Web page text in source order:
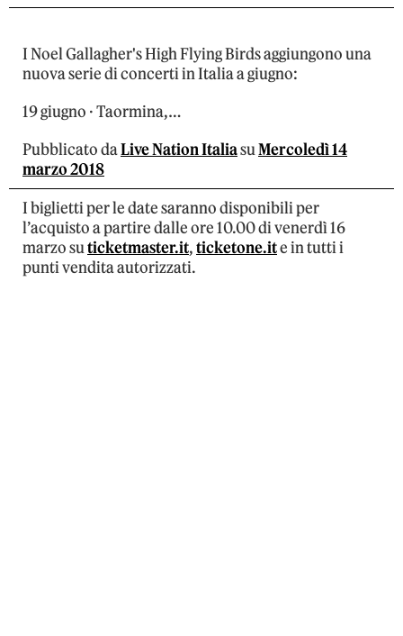
I Noel Gallagher's High Flying Birds aggiungono una
nuova serie di concerti in Italia a giugno:
19 giugno · Taormina,…
Pubblicato daLive Nation ItaliasuMercoledì 14
marzo 2018
I biglietti per le date saranno disponibili per
l’acquisto a partire dalle ore 10.00 di venerdì 16
marzo suticketmaster.it,ticketone.ite in tutti i
punti vendita autorizzati.